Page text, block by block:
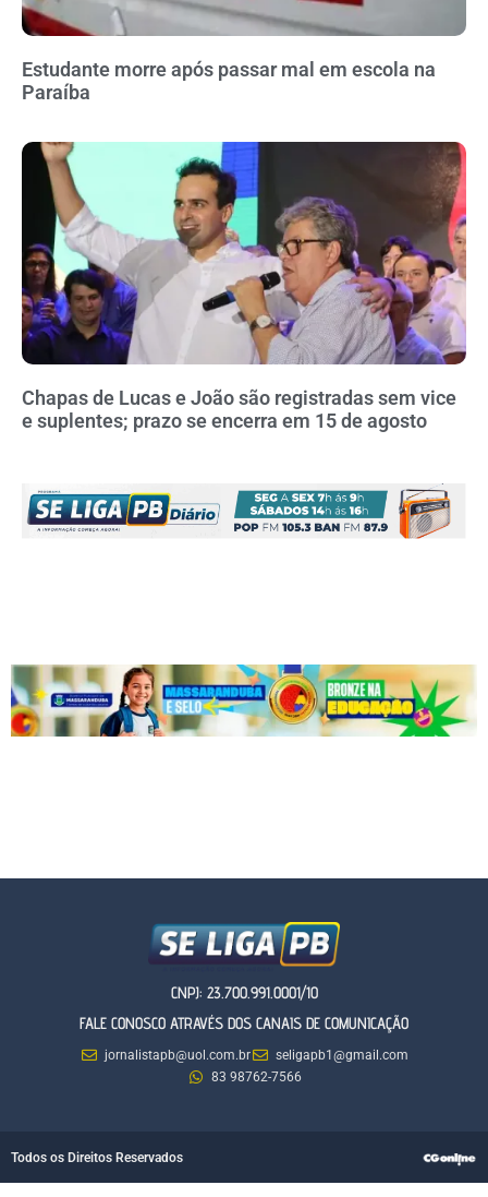
Estudante morre após passar mal em escola na
Paraíba
Chapas de Lucas e João são registradas sem vice
e suplentes; prazo se encerra em 15 de agosto
CNPJ: 23.700.991.0001/10
FALE CONOSCO ATRAVÉS DOS CANAIS DE COMUNICAÇÃO
jornalistapb@uol.com.br
seligapb1@gmail.com
83 98762-7566
Todos os Direitos Reservados